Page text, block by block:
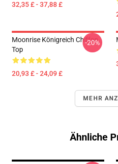
32,35 £ - 37,88 £
Moonrise Königreich Chiffon
Top
20,93 £ - 24,09 £
-20%
MEHR
Ähnliche